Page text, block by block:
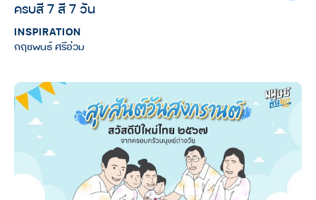
ครบสี 7 สี 7 วัน
INSPIRATION
กฤชพนธ์ ศรีอ่วม